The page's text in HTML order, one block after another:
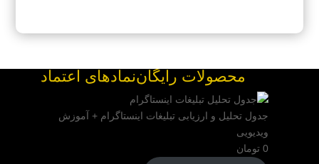
نمادهای اعتمادمحصولات رایگان
جدول تحلیل و ارزیابی تبلیغات اینستاگرام + آموزش
ویدیویی
0 تومان